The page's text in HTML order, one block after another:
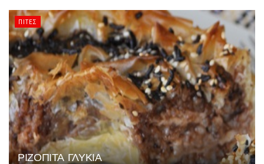
ΠΊΤΕΣ
ΡΙΖΟΠΙΤΑ ΓΛΥΚΙΑ